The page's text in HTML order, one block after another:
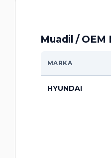
Muadil / OEM
MARKA
HYUNDAI